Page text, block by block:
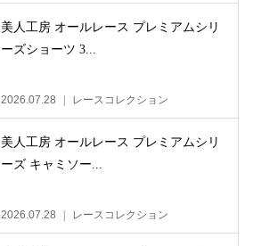
美人工房 オールレース プレミアムシリ
ーズショーツ 3...
2026.07.28 レースコレクション
美人工房 オールレース プレミアムシリ
ーズ キャミソー...
2026.07.28 レースコレクション